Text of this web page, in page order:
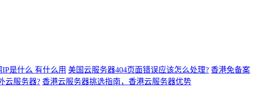
是什么 有什么用 美国云服务器404页面错误应该怎么处理? 香港免备案
云服务器? 香港云服务器挑选指南，香港云服务器优势